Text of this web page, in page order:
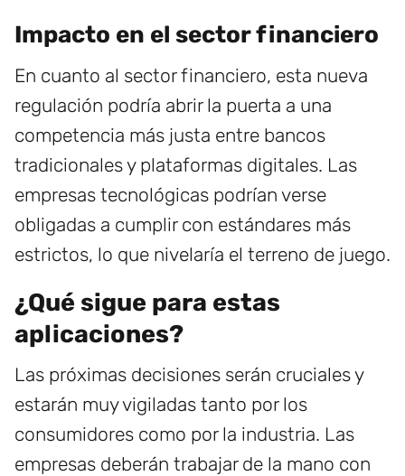
Impacto en el sector financiero
En cuanto al sector financiero, esta nueva
regulación podría abrir la puerta a una
competencia más justa entre bancos
tradicionales y plataformas digitales. Las
empresas tecnológicas podrían verse
obligadas a cumplir con estándares más
estrictos, lo que nivelaría el terreno de juego.
¿Qué sigue para estas
aplicaciones?
Las próximas decisiones serán cruciales y
estarán muy vigiladas tanto por los
consumidores como por la industria. Las
empresas deberán trabajar de la mano con